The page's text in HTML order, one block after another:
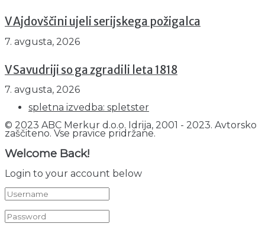
V Ajdovščini ujeli serijskega požigalca
7. avgusta, 2026
V Savudriji so ga zgradili leta 1818
7. avgusta, 2026
spletna izvedba: spletster
© 2023 ABC Merkur d.o.o. Idrija, 2001 - 2023. Avtorsko
zaščiteno. Vse pravice pridržane.
Welcome Back!
Login to your account below